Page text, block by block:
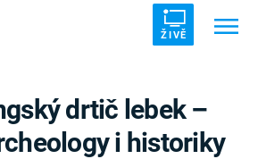
ŽIVĚ
DÁVNOVĚKUdrtič lebek –
i historiky